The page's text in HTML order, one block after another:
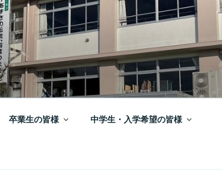
卒業生の皆様 中学生・入学希望の皆様